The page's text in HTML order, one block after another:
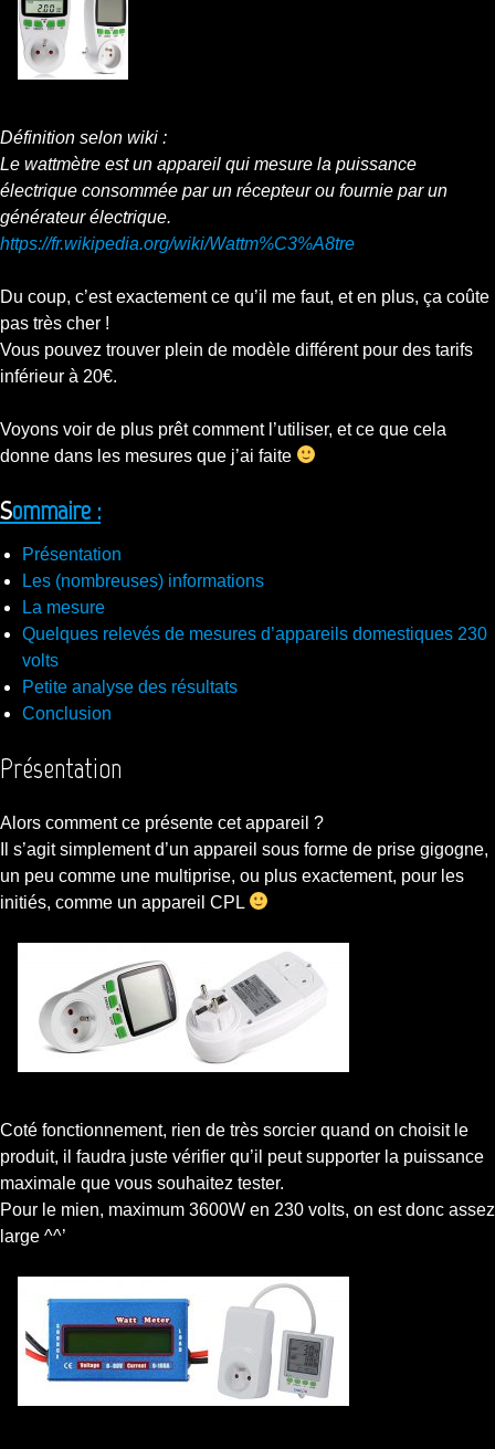
Définition selon wiki :
Le wattmètre est un appareil qui mesure la puissance
électrique consommée par un récepteur ou fournie par un
générateur électrique.
https://fr.wikipedia.org/wiki/Wattm%C3%A8tre
Du coup, c’est exactement ce qu’il me faut, et en plus, ça coûte
pas très cher !
Vous pouvez trouver plein de modèle différent pour des tarifs
inférieur à 20€.
Voyons voir de plus prêt comment l’utiliser, et ce que cela
donne dans les mesures que j’ai faite
Sommaire :
Présentation
Les (nombreuses) informations
La mesure
Quelques relevés de mesures d’appareils domestiques 230
volts
Petite analyse des résultats
Conclusion
Présentation
Alors comment ce présente cet appareil ?
Il s’agit simplement d’un appareil sous forme de prise gigogne,
un peu comme une multiprise, ou plus exactement, pour les
initiés, comme un appareil CPL
Coté fonctionnement, rien de très sorcier quand on choisit le
produit, il faudra juste vérifier qu’il peut supporter la puissance
maximale que vous souhaitez tester.
Pour le mien, maximum 3600W en 230 volts, on est donc assez
large ^^’